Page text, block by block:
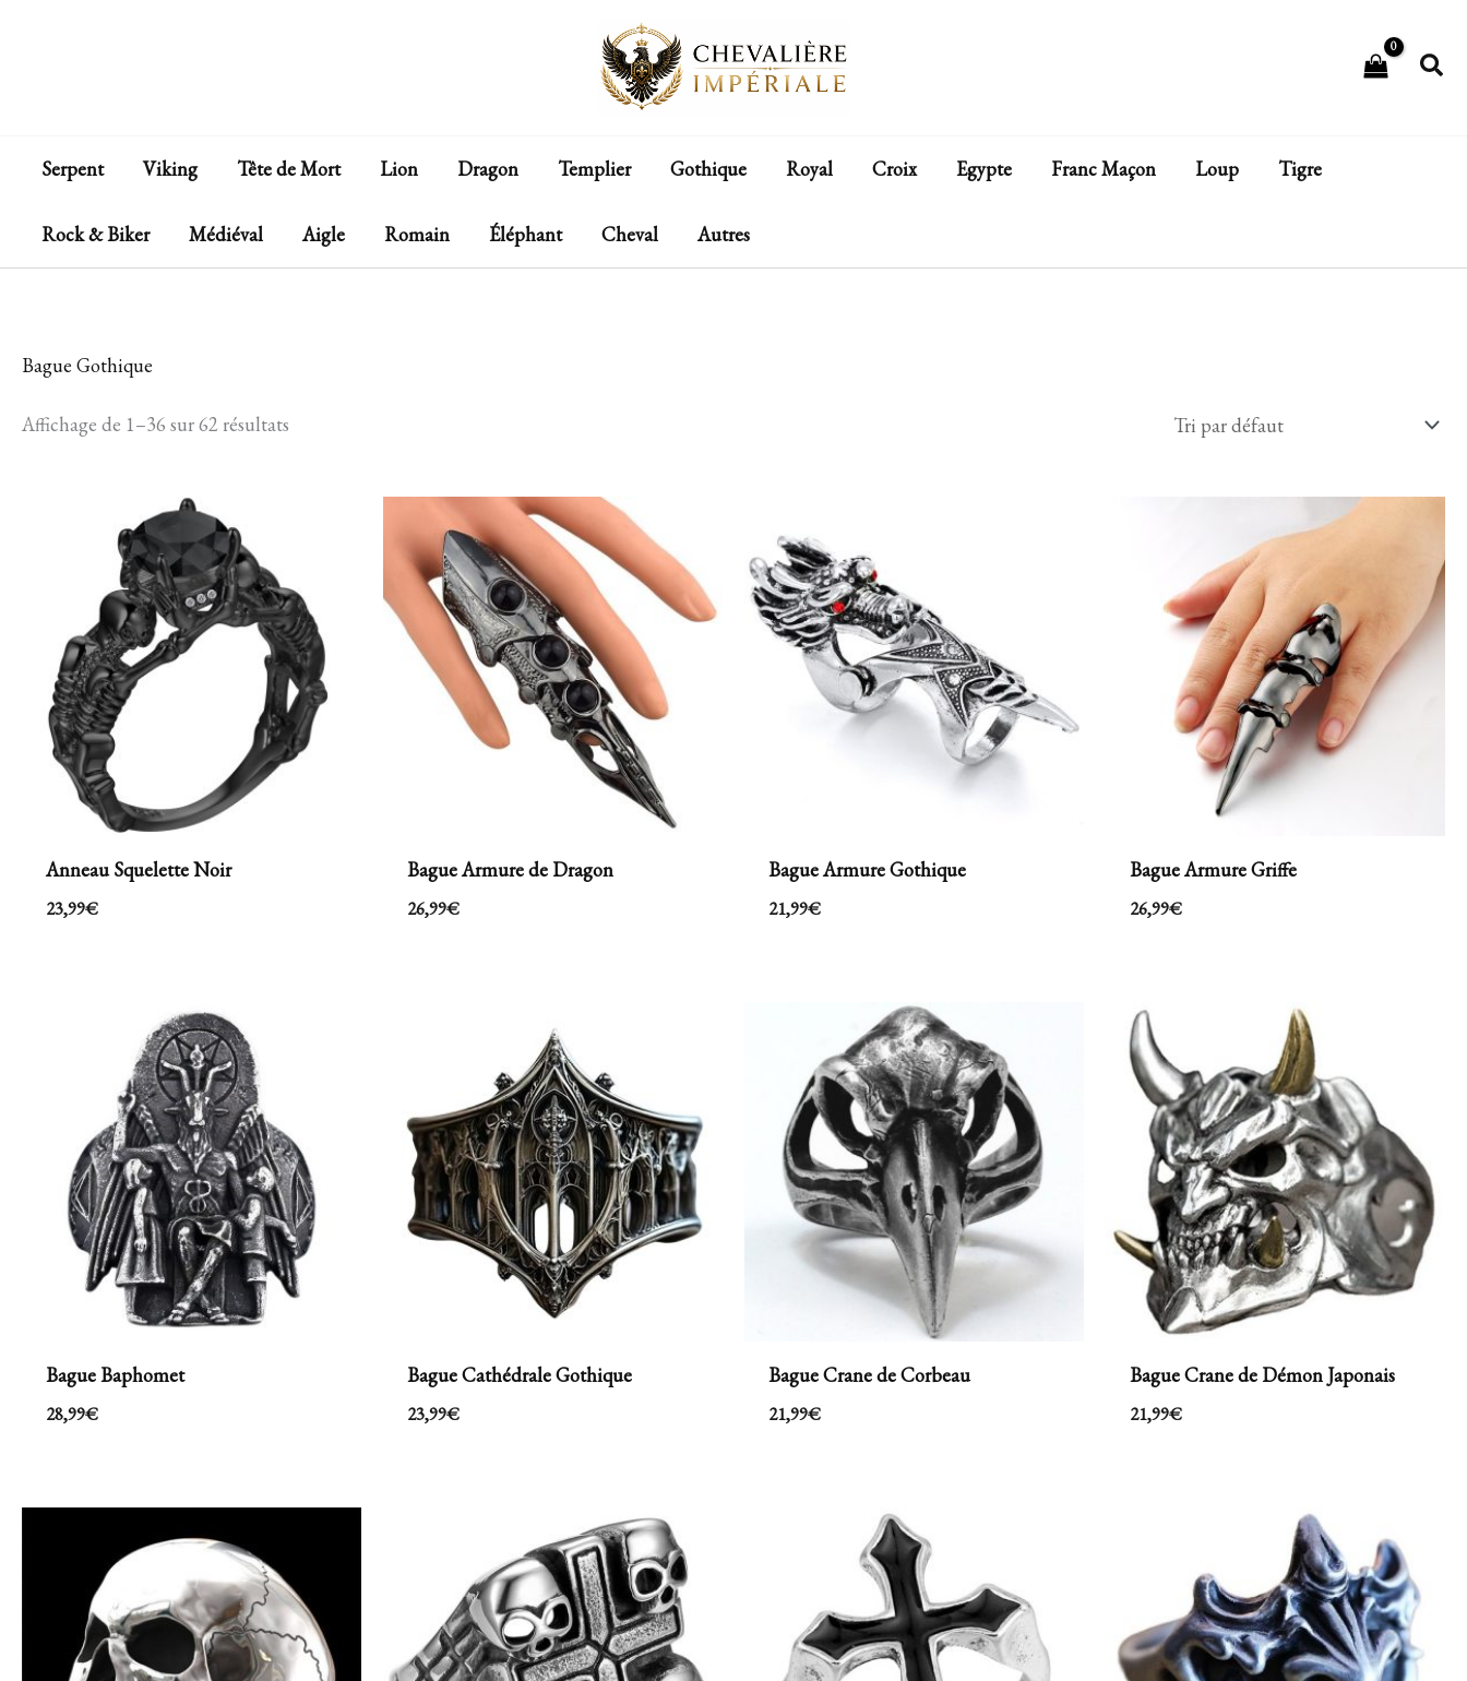
Serpent Viking Tête de Mort Lion Dragon Templier Gothique Royal Croix Egypte Franc Maçon Loup Tigre
Rock & Biker Médiéval Aigle Romain Éléphant Cheval Autres
Bague Gothique
Affichage de 1–36 sur 62 résultats
Anneau Squelette Noir
23,99€
Bague Armure de Dragon
26,99€
Bague Armure Gothique
21,99€
Bague Armure Griffe
26,99€
Bague Baphomet
28,99€
Bague Cathédrale Gothique
23,99€
Bague Crane de Corbeau
21,99€
Bague Crane de Démon Japonais
21,99€